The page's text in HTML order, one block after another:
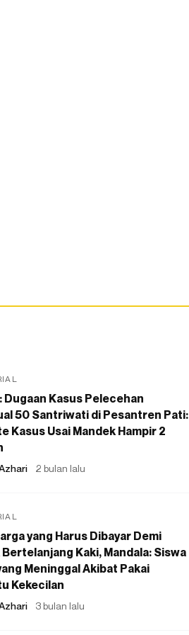
Dugaan Kasus Pelecehan
50 Santriwati di Pesantren Pati:
Kasus Usai Mandek Hampir 2
2 bulan lalu
yang Harus Dibayar Demi
Kaki, Mandala: Siswa
Meninggal Akibat Pakai
Kekecilan
3 bulan lalu